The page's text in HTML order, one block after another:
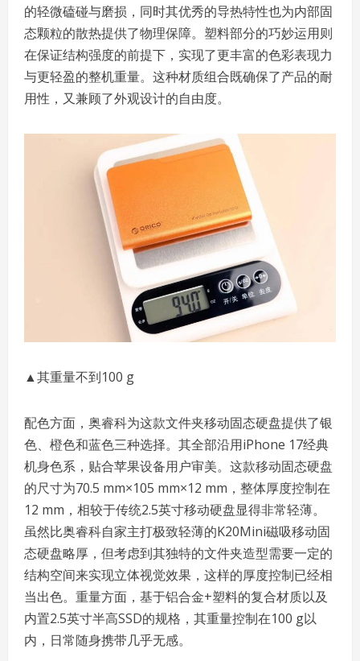
的轻微磕碰与磨损，同时其优秀的导热特性也为内部固
态颗粒的散热提供了物理保障。塑料部分的巧妙运用则
在保证结构强度的前提下，实现了更丰富的色彩表现力
与更轻盈的整机重量。这种材质组合既确保了产品的耐
用性，又兼顾了外观设计的自由度。
▲其重量不到100 g
配色方面，奥睿科为这款文件夹移动固态硬盘提供了银
色、橙色和蓝色三种选择。其全部沿用iPhone 17经典
机身色系，贴合苹果设备用户审美。这款移动固态硬盘
的尺寸为70.5 mm×105 mm×12 mm，整体厚度控制在
12 mm，相较于传统2.5英寸移动硬盘显得非常轻薄。
虽然比奥睿科自家主打极致轻薄的K20Mini磁吸移动固
态硬盘略厚，但考虑到其独特的文件夹造型需要一定的
结构空间来实现立体视觉效果，这样的厚度控制已经相
当出色。重量方面，基于铝合金+塑料的复合材质以及
内置2.5英寸半高SSD的规格，其重量控制在100 g以
内，日常随身携带几乎无感。